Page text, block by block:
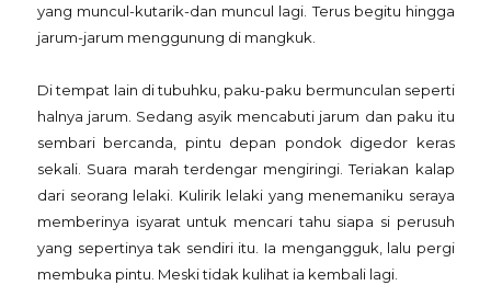
yang muncul-kutarik-dan muncul lagi. Terus begitu hingga
jarum-jarum menggunung di mangkuk.
Di tempat lain di tubuhku, paku-paku bermunculan seperti
halnya jarum. Sedang asyik mencabuti jarum dan paku itu
sembari bercanda, pintu depan pondok digedor keras
sekali. Suara marah terdengar mengiringi. Teriakan kalap
dari seorang lelaki. Kulirik lelaki yang menemaniku seraya
memberinya isyarat untuk mencari tahu siapa si perusuh
yang sepertinya tak sendiri itu. Ia mengangguk, lalu pergi
membuka pintu. Meski tidak kulihat ia kembali lagi.